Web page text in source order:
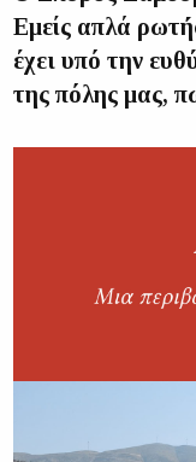
Εμείς απλά
έχει υπό την
της πόλης μας,